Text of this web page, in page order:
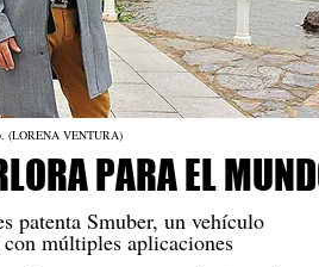
(LORENA VENTURA)
PARA EL
patenta Smuber, un vehículo
múltiples aplicaciones